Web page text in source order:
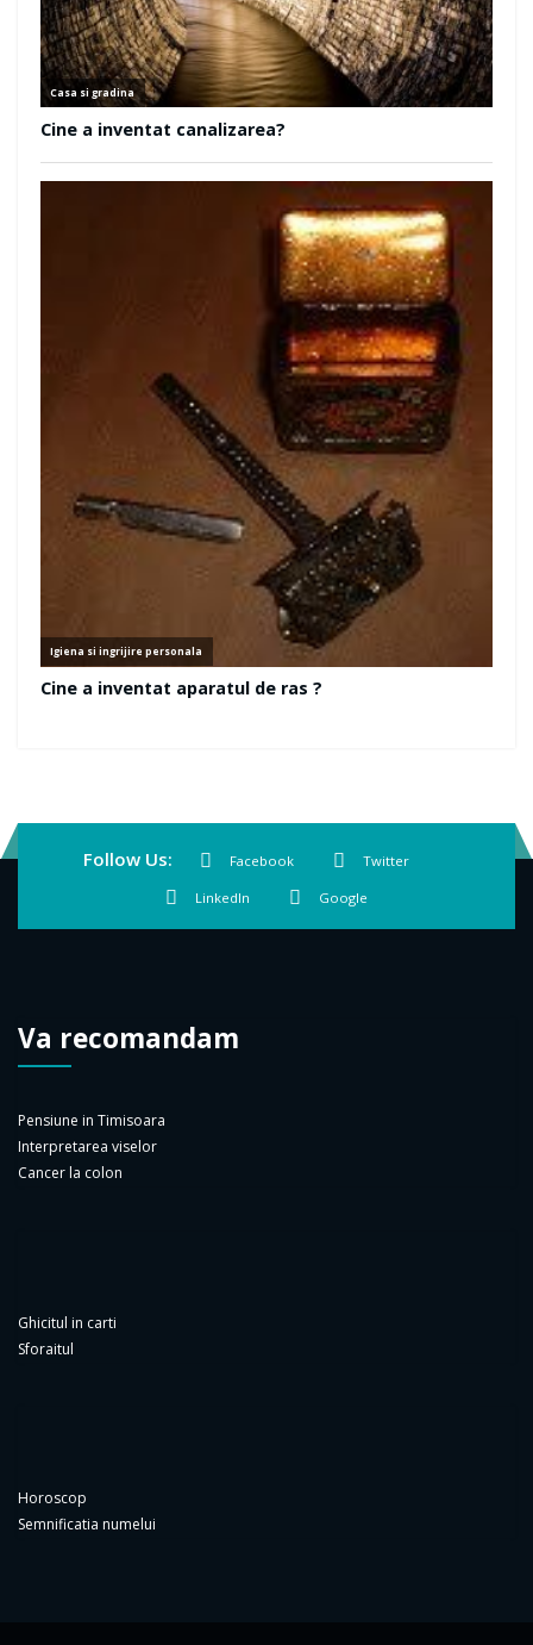
Follow Us: Facebook Twitter
LinkedIn Google
Va recomandam
Pensiune in Timisoara
Interpretarea viselor
Cancer la colon
Ghicitul in carti
Sforaitul
Horoscop
Semnificatia numelui